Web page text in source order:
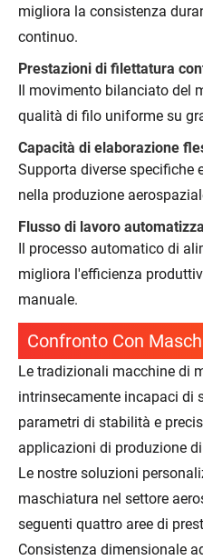
migliora la consistenza
continuo.
Prestazioni di filettatura
Il movimento bilanciato del
qualità di filo uniforme su
Capacità di elaborazione
Supporta diverse specifiche
nella produzione
Flusso di lavoro
Il processo automatico di
migliora l'efficienza
manuale.
Confronto Con
Le tradizionali macchine di
intrinsecamente incapaci di
parametri di stabilità e
applicazioni di produzione
Le nostre soluzioni
maschiatura nel settore
seguenti quattro aree di
Consistenza dimensionale